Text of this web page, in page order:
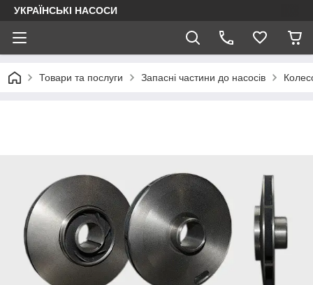
УКРАЇНСЬКІ НАСОСИ
Товари та послуги Запасні частини до насосів